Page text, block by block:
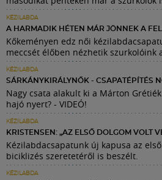
KÉZILABDA
A HARMADIK HÉTEN MÁR JÖNNEK A
Kőkeményen edz női
meccsét élőben nézhetik szurkolóink
KÉZILABDA
SÁRKÁNYKIRÁLYNŐK - CSAPATÉPÍTÉS
Nagy csata alakult ki a Márton
hajó nyert? - VIDEÓ!
KÉZILABDA
KRISTENSEN: „AZ ELSŐ DOLGOM VOLT
Kézilabdacsapatunk új kapusa az
biciklizés szeretetéről is beszélt.
KÉZILABDA